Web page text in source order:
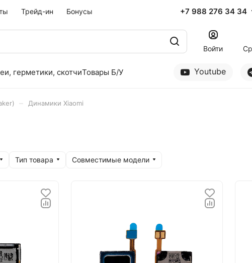
Трейд-ин Бонусы +7 988 276 34 34
Войти
герметики, скотчиТовары Б/У Youtube
Динамики Xiaomi
Тип товара Совместимые модели